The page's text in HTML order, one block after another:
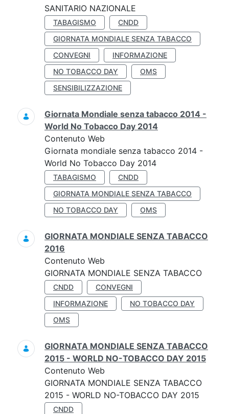
SANITARIO NAZIONALE
TABAGISMO
CNDD
GIORNATA MONDIALE SENZA TABACCO
CONVEGNI
INFORMAZIONE
NO TOBACCO DAY
OMS
SENSIBILIZZAZIONE
Giornata Mondiale senza tabacco 2014 -
World No Tobacco Day 2014
Contenuto Web
Giornata mondiale senza tabacco 2014 -
World No Tobacco Day 2014
TABAGISMO
CNDD
GIORNATA MONDIALE SENZA TABACCO
NO TOBACCO DAY
OMS
GIORNATA MONDIALE SENZA TABACCO
2016
Contenuto Web
GIORNATA MONDIALE SENZA TABACCO
CNDD
CONVEGNI
INFORMAZIONE
NO TOBACCO DAY
OMS
GIORNATA MONDIALE SENZA TABACCO
2015 - WORLD NO-TOBACCO DAY 2015
Contenuto Web
GIORNATA MONDIALE SENZA TABACCO
2015 - WORLD NO-TOBACCO DAY 2015
CNDD